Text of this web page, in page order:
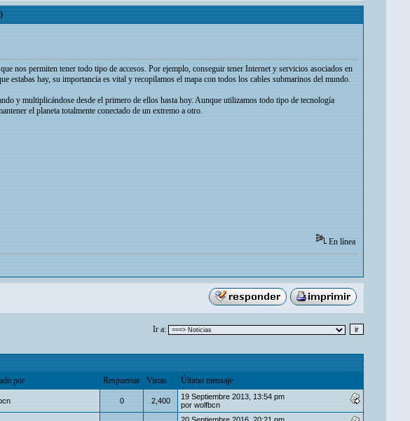
nos permiten tener todo tipo de accesos. Por ejemplo, conseguir tener Internet y servicios asociados en
hay, su importancia es vital y recopilamos el mapa con todos los cables submarinos del mundo.
y multiplicándose desde el primero de ellos hasta hoy. Aunque utilizamos todo tipo de tecnología
el planeta totalmente conectado de un extremo a otro.
En línea
Ir a:
por Respuestas Vistas Último mensaje
0 2,400
19 Septiembre 2013, 13:54 pm
por wolfbcn